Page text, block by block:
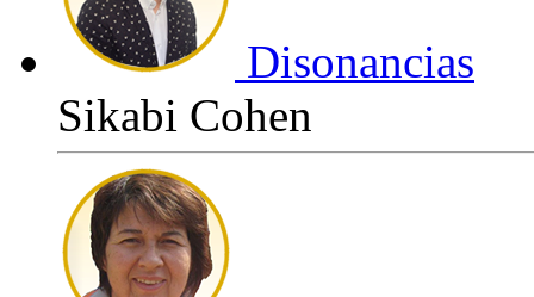
Disonancias
Sikabi Cohen